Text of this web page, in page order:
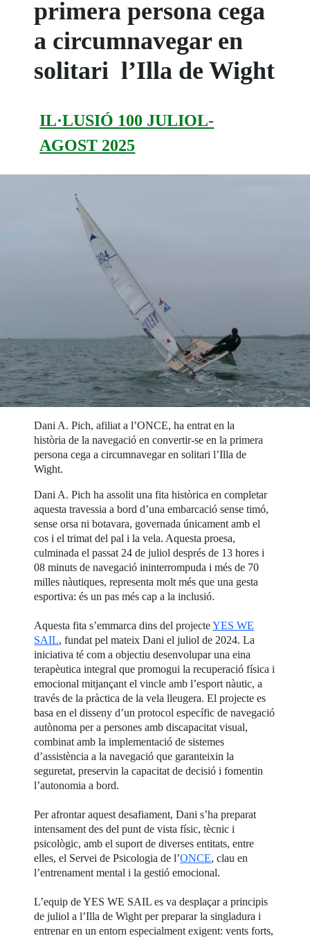
primera persona cega
a circumnavegar en
solitari l’Illa de Wight
IL·LUSIÓ 100 JULIOL-
AGOST 2025
Dani A. Pich, afiliat a l’ONCE, ha entrat en la
història de la navegació en convertir-se en la primera
persona cega a circumnavegar en solitari l’Illa de
Wight.
Dani A. Pich ha assolit una fita històrica en completar
aquesta travessia a bord d’una embarcació sense timó,
sense orsa ni botavara, governada únicament amb el
cos i el trimat del pal i la vela. Aquesta proesa,
culminada el passat 24 de juliol després de 13 hores i
08 minuts de navegació ininterrompuda i més de 70
milles nàutiques, representa molt més que una gesta
esportiva: és un pas més cap a la inclusió.
Aquesta fita s’emmarca dins del projecteYES WE
SAIL, fundat pel mateix Dani el juliol de 2024. La
iniciativa té com a objectiu desenvolupar una eina
terapèutica integral que promogui la recuperació física i
emocional mitjançant el vincle amb l’esport nàutic, a
través de la pràctica de la vela lleugera. El projecte es
basa en el disseny d’un protocol específic de navegació
autònoma per a persones amb discapacitat visual,
combinat amb la implementació de sistemes
d’assistència a la navegació que garanteixin la
seguretat, preservin la capacitat de decisió i fomentin
l’autonomia a bord.
Per afrontar aquest desafiament, Dani s’ha preparat
intensament des del punt de vista físic, tècnic i
psicològic, amb el suport de diverses entitats, entre
elles, el Servei de Psicologia de l’ONCE, clau en
l’entrenament mental i la gestió emocional.
L’equip de YES WE SAIL es va desplaçar a principis
de juliol a l’Illa de Wight per preparar la singladura i
entrenar en un entorn especialment exigent: vents forts,